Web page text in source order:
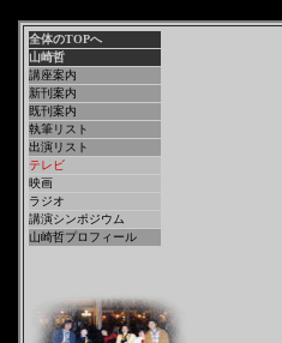
全体のTOPへ
山崎哲
講座案内
新刊案内
既刊案内
執筆リスト
出演リスト
テレビ
映画
ラジオ
講演シンポジウム
山崎哲プロフィール